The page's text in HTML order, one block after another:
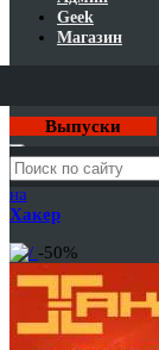
Geek
Магазин
Выпуски
Годовая
подписка
на
Хакер
-50%